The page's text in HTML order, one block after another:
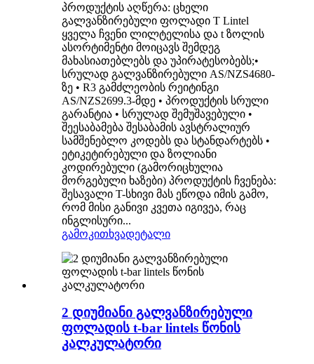
პროდუქტის აღწერა: ცხელი
გალვანზირებული ფოლადი T Lintel
ყველა ჩვენი ლილტელისა და t ზოლის
ასორტიმენტი მოიცავს შემდეგ
მახასიათებლებს და უპირატესობებს;•
სრულად გალვანზირებული AS/NZS4680-
ზე • R3 გამძლეობის რეიტინგი
AS/NZS2699.3-მდე • პროდუქტის სრული
გარანტია • სრულად შემუშავებული •
შეესაბამება შესაბამის ავსტრალიურ
სამშენებლო კოდებს და სტანდარტებს •
ეტიკეტირებული და ზოლიანი
კოდირებული (გამორიცხულია
მორგებული ხაზები) პროდუქტის ჩვენება:
შესავალი T-სხივი მას ეწოდა იმის გამო,
რომ მისი განივი კვეთა იგივეა, რაც
ინგლისური...
გამოკითხვადეტალი
2 დიუმიანი გალვანზირებული
ფოლადის t-bar lintels წონის
კალკულატორი